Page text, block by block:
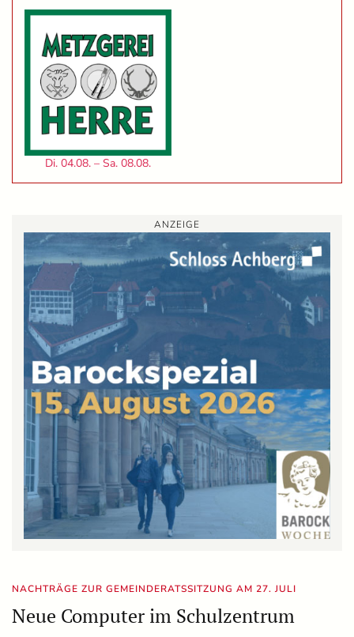
Di. 04.08. – Sa. 08.08.
ANZEIGE
NACHTRÄGE ZUR GEMEINDERATSSITZUNG AM 27. JULI
Neue Computer im Schulzentrum